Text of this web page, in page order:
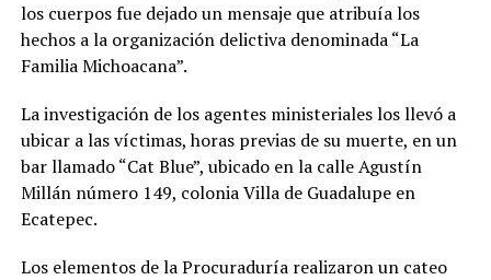
los cuerpos fue dejado un mensaje que atribuía los
hechos a la organización delictiva denominada “La
Familia Michoacana”.
La investigación de los agentes ministeriales los llevó a
ubicar a las víctimas, horas previas de su muerte, en un
bar llamado “Cat Blue”, ubicado en la calle Agustín
Millán número 149, colonia Villa de Guadalupe en
Ecatepec.
Los elementos de la Procuraduría realizaron un cateo